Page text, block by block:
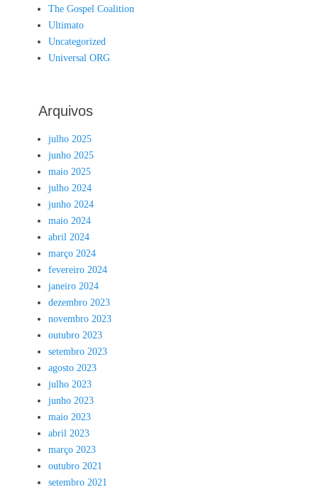
The Gospel Coalition
Ultimato
Uncategorized
Universal ORG
Arquivos
julho 2025
junho 2025
maio 2025
julho 2024
junho 2024
maio 2024
abril 2024
março 2024
fevereiro 2024
janeiro 2024
dezembro 2023
novembro 2023
outubro 2023
setembro 2023
agosto 2023
julho 2023
junho 2023
maio 2023
abril 2023
março 2023
outubro 2021
setembro 2021